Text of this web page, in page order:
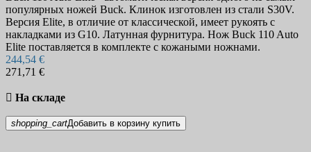
популярных ножей Buck. Клинок изготовлен из стали S30V.
Версия Elite, в отличие от классической, имеет рукоять с
накладками из G10. Латунная фурнитура. Нож Buck 110 Auto
Elite поставляется в комплекте с кожаными ножнами.
244,54 €
271,71 €
 На складе
shopping_cartДобавить в корзину купить